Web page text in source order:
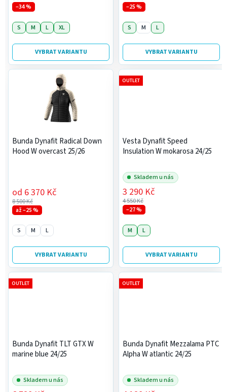
–34 %
VYBRAT VARIANTU
S M L XL
–25 %
VYBRAT VARIANTU
S M L
Bunda Dynafit Radical Down
Hood W overcast 25/26
8 500 Kč
od 6 370 Kč
až –25 %
VYBRAT VARIANTU
S M L
Vesta Dynafit Speed
Insulation W mokarosa 24/25
Skladem u nás
4 550 Kč
3 290 Kč
–27 %
VYBRAT VARIANTU
OUTLET
M L
Bunda Dynafit TLT GTX W
marine blue 24/25
Skladem u nás
OUTLET
Bunda Dynafit Mezzalama PTC
Alpha W atlantic 24/25
Skladem u nás
OUTLET